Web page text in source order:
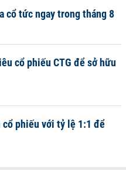
cổ tức ngay trong tháng 8
cổ phiếu CTG để sở hữu
cổ phiếu với tỷ lệ 1:1 để